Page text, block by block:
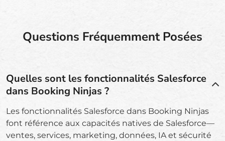
Questions Fréquemment Posées
Quelles sont les fonctionnalités Salesforce
dans Booking Ninjas ?
Les fonctionnalités Salesforce dans Booking Ninjas
font référence aux capacités natives de Salesforce—
ventes, services, marketing, données, IA et sécurité